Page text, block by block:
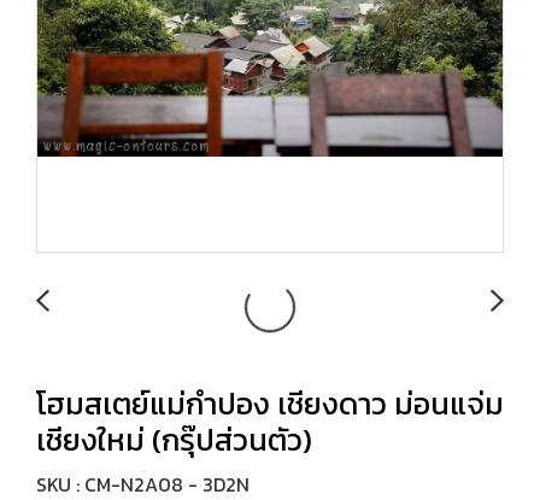
โฮมสเตย์แม่กำปอง เชียงดาว ม่อนแจ่ม
เชียงใหม่ (กรุ๊ปส่วนตัว)
SKU : CM-N2A08 - 3D2N